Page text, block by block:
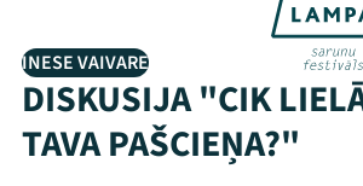
INESE VAIVARE
DISKUSIJA "CIK
TAVA PAŠCIEŅA?"